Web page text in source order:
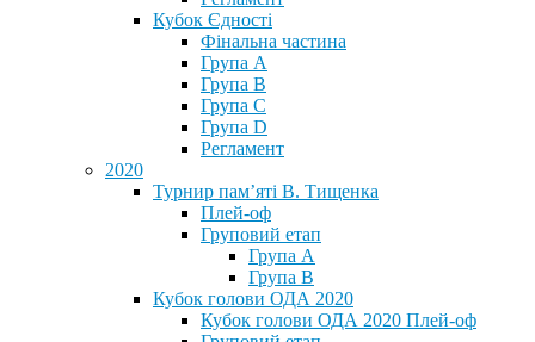
Кубок Єдності
Фінальна частина
Група А
Група В
Група С
Група D
Регламент
2020
Турнир пам’яті В. Тищенка
Плей-оф
Груповий етап
Група А
Група В
Кубок голови ОДА 2020
Кубок голови ОДА 2020 Плей-оф